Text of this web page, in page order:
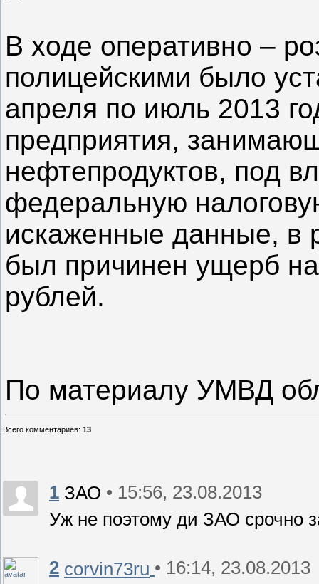
В ходе оперативно –
полицейскими было
апреля по июль 2013
предприятия,
нефтепродуктов, под
федеральную
искаженные данные, в
был причинен ущерб
рублей.
По материалу УМВД
Всего комментариев: 13
1 ЗАО • 15:56, 23.08.2013
Уж не поэтому ди ЗАО срочно
2 corvin73ru • 16:14, 23.08.2013